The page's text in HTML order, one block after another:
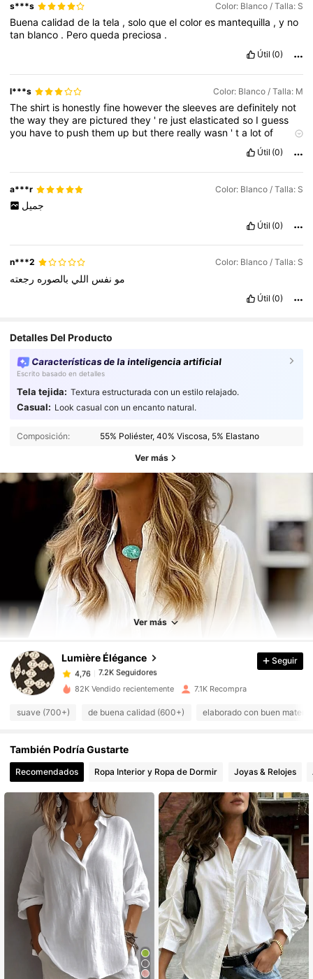
s***s Color: Blanco / Talla: S
Buenacalidadde latela ,soloqueelcolores mantequilla ,y no
tan blanco . Peroqueda preciosa .
Útil (0)
l***s Color: Blanco / Talla: M
Theshirt is honestlyfine howeverthesleevesaredefinitely not
thewaytheyare picturedthey ' re justelasticatedso Iguess
you haveto pushthem up butthere reallywasn 'ta lotof
according
howeverI should
havewentuptothelargemaybebecausetherewassome
gaping
at the buttons
Útil (0)
a***r Color: Blanco / Talla: S
جميل
Útil (0)
n***2 Color: Blanco / Talla: S
مو نفس اللي بالصوره رجعته
Útil (0)
Detalles Del Producto
Características de la inteligencia artificial
Escrito basado en detalles
Tela tejida: Textura estructurada con un estilo relajado.
Casual: Look casual con un encanto natural.
Composición: 55% Poliéster, 40% Viscosa, 5% Elastano
Ver más
Ver más
Lumière Élégance
4,76 7.2K Seguidores
4,76 7.2K Seguidores
4,76
7.2K Seguidores
p***z
pagóHace 1 día
4,76 7.2K Seguidores
4,76 7.2K Seguidores
4,76 7.2K Seguidores
4,76 7.2K Seguidores
4,76 7.2K Seguidores
7.2K Seguidores
Seguir
82K Vendido recientemente 7.1K Recompra
suave (700+) de buena calidad (600+) elaborado con buen
También Podría Gustarte
Recomendados Ropa Interior y Ropa de Dormir Joyas & Relojes